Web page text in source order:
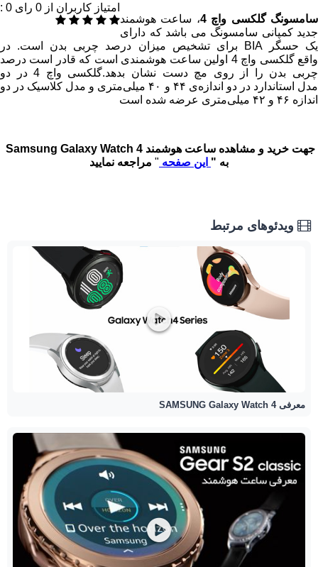
امتیاز کاربران از 0 رای 0
:
سامسونگ گلکسی واچ 4 ، ساعت هوشمند
جدید کمپانی سامسونگ می باشد که دارای
یک حسگر BIA برای تشخیص میزان درصد چربی بدن است. در
واقع گلکسی واچ 4 اولین ساعت هوشمندی است که قادر است درصد
چربی بدن را از روی مچ دست نشان بدهد.گلکسی واچ 4 در دو
مدل استاندارد در دو اندازه‌ی ۴۴ و ۴۰ میلی‌متری و مدل کلاسیک در دو
اندازه ۴۶ و ۴۲ میلی‌متری عرضه شده است
به " این صفحه " مراجعه نمایید
ویدئوهای مرتبط
معرفی SAMSUNG Galaxy Watch 4